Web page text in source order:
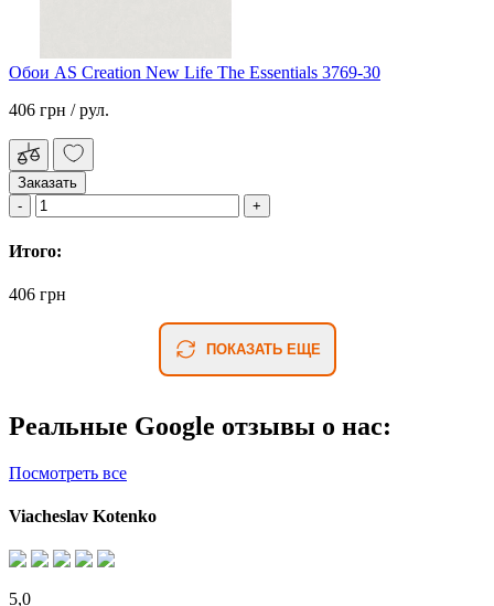
Обои AS Creation New Life The Essentials 3769-30
406 грн / рул.
Заказать
Итого:
406 грн
ПОКАЗАТЬ ЕЩЕ
Реальные Google отзывы о нас:
Посмотреть все
Viacheslav Kotenko
5,0